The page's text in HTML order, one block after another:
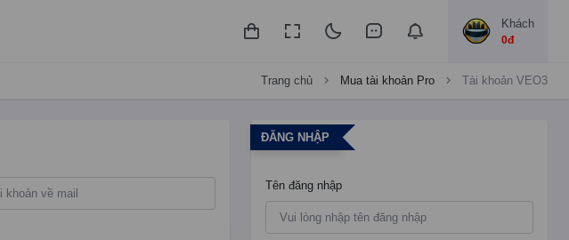
Khách
0đ
Trang chủ Mua tài khoản Pro Tài khoản VEO3
ĐĂNG NHẬP
Tên đăng nhập